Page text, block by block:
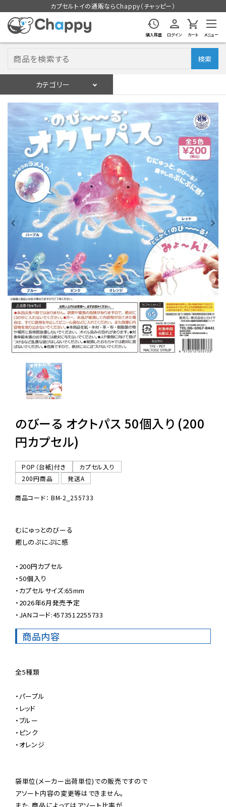
カプセルトイの通販ならChappy（チャッピー）
購入履歴 ログイン カート メニュー
検索
カテゴリー
ログイン 会員登録
入荷スケジュールをチェック
カプセルトイマシン本体
カプセルトイ
販促用空カプセル
景品・玩具・文具
販促用カプセルトイ
よくあるご質問
06-6282-7659
のびーる オクトパス 50個入り (200
円カプセル)
POP（台紙)付き
カプセル入り
200円商品
発送A
商品コード： BM-2_255733
むにゅっとのびーる
癒しのぷにぷに感
・200円カプセル
・50個入り
・カプセルサイズ:65mm
・2026年6月発売予定
・JANコード:4573512255733
商品内容
全5種類
・パープル
・レッド
・ブルー
・ピンク
・オレンジ
袋単位(メーカー出荷単位)での販売ですので
アソート内容の変更等はできません。